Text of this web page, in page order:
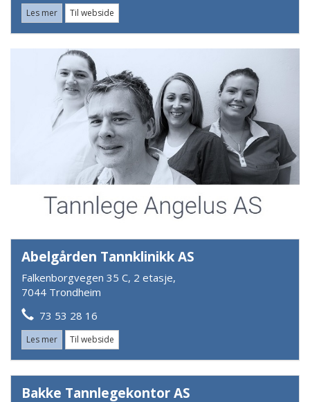
Les mer Til webside
Abelgården Tannklinikk AS
Falkenborgvegen 35 C, 2 etasje,
7044 Trondheim
73 53 28 16
Les mer Til webside
Bakke Tannlegekontor AS